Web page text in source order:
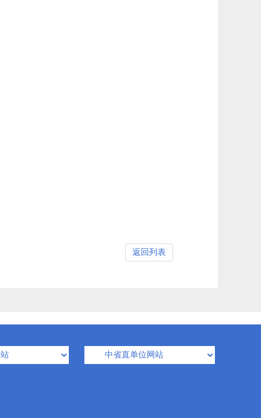
返回列表